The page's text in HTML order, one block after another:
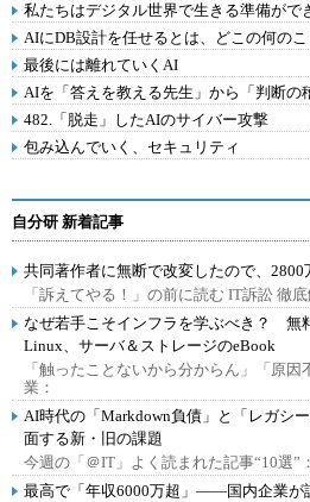
私たちはデジタル世界で生きる準備がで
AIにDB設計を任せるとは、どこの何のこ
最後には離れていくAI
AIを「答えを教える先生」から「判断の
482.「脱走」したAIのサイバー攻撃
包み込んでいく、セキュリティ
自分研 新着記事
共同著作者に無断で改変したので、2800
「訴えてやる！」の前に読む IT訴訟 徹底
なぜ若手こそインフラを学ぶべき？ 無
Linux、サーバ＆ストレージのeBook
「触ったことないから分からん」「原
業：
AI時代の「Markdown負債」と「レガシ
面する新・旧の課題
今週の「＠IT」よく読まれた記事“10選”：
最高で「年収6000万超」――国内企業